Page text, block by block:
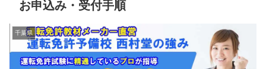
お申込み・受付手順
千葉県